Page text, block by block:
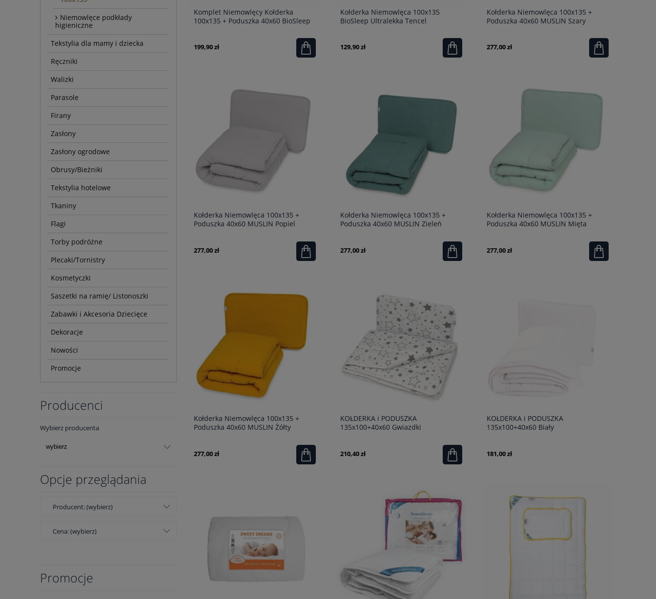
Niemowlęce podkłady
higieniczne
Tekstylia dla mamy i dziecka
Ręczniki
Walizki
Parasole
Firany
Zasłony
Zasłony ogrodowe
Obrusy/Bieżniki
Tekstylia hotelowe
Tkaniny
Flagi
Torby podróżne
Plecaki/Tornistry
Kosmetyczki
Saszetki na ramię/ Listonoszki
Zabawki i Akcesoria Dziecięce
Dekoracje
Nowości
Promocje
Producenci
Wybierz producenta
Opcje przeglądania
Producent: (wybierz)
Cena: (wybierz)
Promocje
Komplet Niemowlęcy Kołderka
100x135 + Poduszka 40x60 BioSleep
199,90 zł
Kołderka Niemowlęca 100x135
BioSleep Ultralekka Tencel
129,90 zł
Kołderka Niemowlęca 100x135 +
Poduszka 40x60 MUSLIN Szary
277,00 zł
Kołderka Niemowlęca 100x135 +
Poduszka 40x60 MUSLIN Popiel
277,00 zł
Kołderka Niemowlęca 100x135 +
Poduszka 40x60 MUSLIN Zieleń
277,00 zł
Kołderka Niemowlęca 100x135 +
Poduszka 40x60 MUSLIN Mięta
277,00 zł
Kołderka Niemowlęca 100x135 +
Poduszka 40x60 MUSLIN Żółty
277,00 zł
KOŁDERKA i PODUSZKA
135x100+40x60 Gwiazdki
210,40 zł
KOŁDERKA i PODUSZKA
135x100+40x60 Biały
181,00 zł